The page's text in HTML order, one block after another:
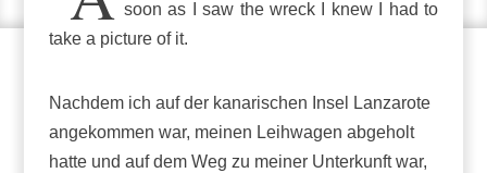
Nachdem ich auf der kanarischen Insel Lanzarote
angekommen war, meinen Leihwagen abgeholt
hatte und auf dem Weg zu meiner Unterkunft war,